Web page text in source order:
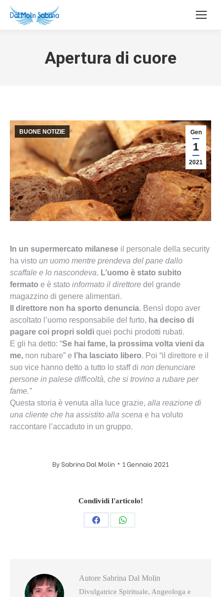
Apertura di cuore
Gen
1
2021
BUONE NOTIZIE
In un supermercato milanese il personale della security
ha visto un uomo mentre prendeva del pane dallo
scaffale e lo nascondeva. L’uomo è stato subito
fermato e è stato informato il direttore del grande
magazzino di genere alimentari.
Il direttore non ha sporto denuncia. Bensì dopo aver
ascoltato l’uomo responsabile del furto, ha deciso di
pagare coi propri soldi quei pochi prodotti rubati.
E gli ha detto: “Se hai fame, la prossima volta vieni da
me, non rubare” e l’ha lasciato libero. Poi “il direttore e il
suo vice hanno detto a tutto lo staff di non denunciare
persone in palese difficoltà, che si trovino a rubare per
fame.”
Questa storia è venuta alla luce grazie, alla reazione di
una cliente che ha assistito alla scena e ha voluto
raccontare l’accaduto in un gruppo.
BySabrina Dal Molin 1 Gennaio 2021
Condividi l'articolo!
CondividiCondividi
Autore Sabrina Dal Molin
Divulgatrice Spirituale, Angeologa e